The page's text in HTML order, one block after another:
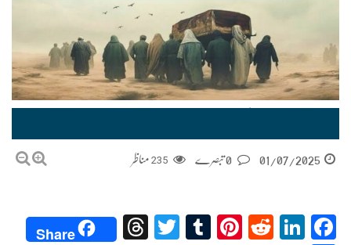
01/07/2025
235 مناظر
Facebook
LinkedIn
Reddit
Pinterest
Tumblr
Twitter
Threads
Share